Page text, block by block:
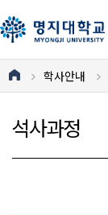
학사안내
석사과정